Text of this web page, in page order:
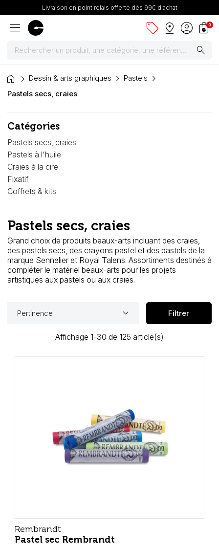
Livraison en point relais offerte dès 99€ d'achat
menu sell pin_drop account_circle shopping_bag
0
search
Peintures
Châssis, toiles & chevalets
Papiers
Dessin & arts graphiques
Loisirs Créatifs
Coffrets & cadeaux
Encadrement
mail Contact / Aide
home Dessin & arts graphiques
Pastels
Pastels secs, craies
Catégories
Pastels secs, craies
Pastels à l'huile
Craies à la cire
Fixatif
Coffrets & kits
Pastels secs, craies
Grand choix de produits beaux-arts incluant des craies,
des pastels secs, des crayons pastel et des pastels de la
marque Sennelier et Royal Talens. Assortiments destinés à
compléter le matériel beaux-arts pour les projets
artistiques aux pastels ou aux craies.
Pertinence keyboard_arrow_down Filtrer
Affichage 1-30 de 125 article(s)
Rembrandt
Pastel sec Rembrandt